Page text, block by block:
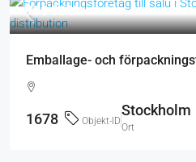
770 000kr
Emballage- och
1678 Objekt-ID
Stockholm
Ort